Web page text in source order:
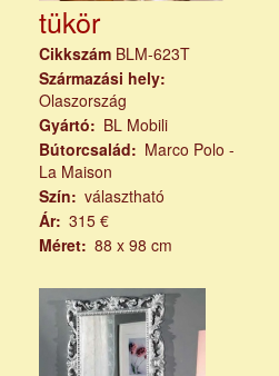
tükör
Cikkszám BLM-623T
Származási hely
Olaszország
Gyártó
BL Mobili
Bútorcsalád
Marco Polo -
La Maison
Szín
választható
Ár
315 €
Méret
88 x 98 cm